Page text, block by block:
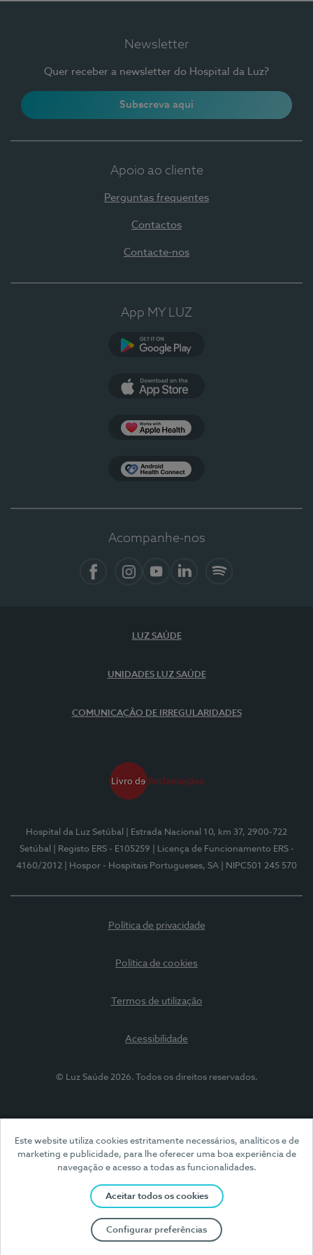
Este website utiliza cookies estritamente necessários, analíticos e de
marketing e publicidade, para lhe oferecer uma boa experiência de
navegação e acesso a todas as funcionalidades.
Aceitar todos os cookies
Configurar preferências
Newsletter
Quer receber a newsletter do Hospital da Luz?
Subscreva aqui
Apoio ao cliente
Perguntas frequentes
Contactos
Contacte-nos
App MY LUZ
Acompanhe-nos
LUZ SAÚDE
UNIDADES LUZ SAÚDE
COMUNICAÇÃO DE IRREGULARIDADES
Hospital da Luz Setúbal
| Estrada Nacional 10, km 37, 2900-722
Setúbal
| Registo ERS - E105259
| Licença de Funcionamento ERS -
4160/2012
| Hospor - Hospitais Portugueses, SA | NIPC501 245 570
Política de privacidade
Política de cookies
Termos de utilização
Acessibilidade
© Luz Saúde 2026. Todos os direitos reservados.